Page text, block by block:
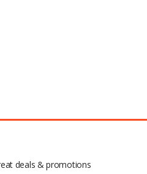
deals & promotions